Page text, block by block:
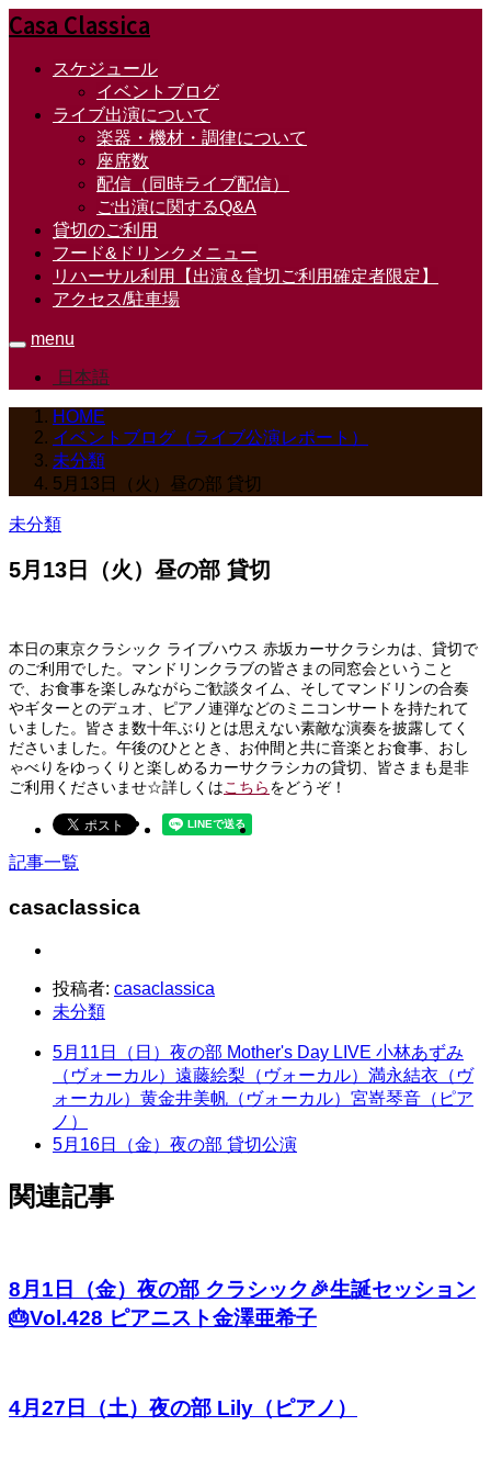
Casa Classica
スケジュール
イベントブログ
ライブ出演について
楽器・機材・調律について
座席数
配信（同時ライブ配信）
ご出演に関するQ&A
貸切のご利用
フード&ドリンクメニュー
リハーサル利用【出演＆貸切ご利用確定者限定】
アクセス/駐車場
menu
日本語
HOME
イベントブログ（ライブ公演レポート）
未分類
5月13日（火）昼の部 貸切
未分類
5月13日（火）昼の部 貸切
本日の東京クラシック ライブハウス 赤坂カーサクラシカは、貸切で
のご利用でした。マンドリンクラブの皆さまの同窓会ということ
で、お食事を楽しみながらご歓談タイム、そしてマンドリンの合奏
やギターとのデュオ、ピアノ連弾などのミニコンサートを持たれて
いました。皆さま数十年ぶりとは思えない素敵な演奏を披露してく
ださいました。午後のひととき、お仲間と共に音楽とお食事、おし
ゃべりをゆっくりと楽しめるカーサクラシカの貸切、皆さまも是非
ご利用くださいませ☆詳しくはこちらをどうぞ！
記事一覧
casaclassica
投稿者: casaclassica
未分類
5月11日（日）夜の部 Mother's Day LIVE 小林あずみ
（ヴォーカル）遠藤絵梨（ヴォーカル）満永結衣（ヴ
ォーカル）黄金井美帆（ヴォーカル）宮嵜琴音（ピア
ノ）
5月16日（金）夜の部 貸切公演
関連記事
8月1日（金）夜の部 クラシック🎉生誕セッション
🎂Vol.428 ピアニスト金澤亜希子
4月27日（土）夜の部 Lily（ピアノ）